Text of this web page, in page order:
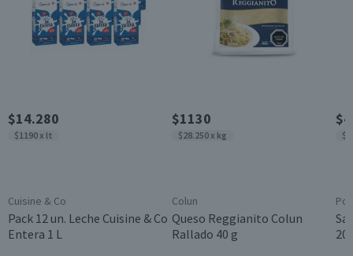
Hidratos de Carbon
o disponibles (g)
6,1 0,9
0,9
*Ingesta de referencia de un adulto promedio (8400 kj / 2000 kcal)
País de Origen
Chile
$14.280
$1190 x lt
Cuisine & Co
Pack 12 un. Leche Cuisine & Co
Entera 1 L
$1130
$28.250 x kg
Colun
Queso Reggianito Colun
Rallado 40 g